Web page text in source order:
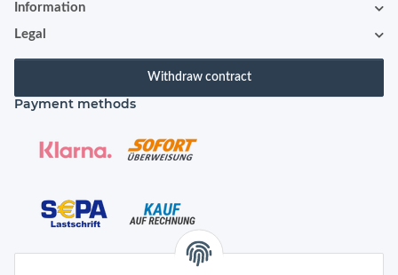
Information
Legal
Withdraw contract
Payment methods